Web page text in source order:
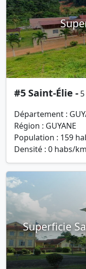
#5 Saint-Élie -
Département :
Région : GUYANE
Population : 159
Densité : 0 habs/
Superficie